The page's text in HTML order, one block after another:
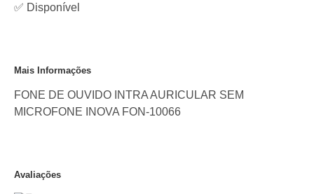
✅ Disponível
Mais Informações
FONE DE OUVIDO INTRA AURICULAR SEM
MICROFONE INOVA FON-10066
Avaliações